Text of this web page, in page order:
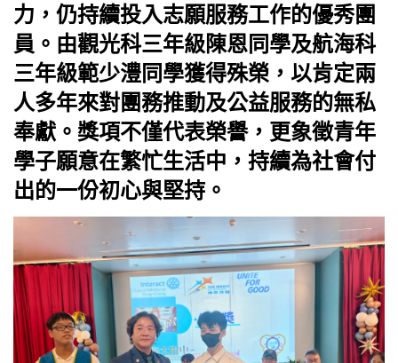
力，仍持續投入志願服務工作的優秀團
員。由觀光科三年級陳恩同學及航海科
三年級範少澧同學獲得殊榮，以肯定兩
人多年來對團務推動及公益服務的無私
奉獻。獎項不僅代表榮譽，更象徵青年
學子願意在繁忙生活中，持續為社會付
出的一份初心與堅持。